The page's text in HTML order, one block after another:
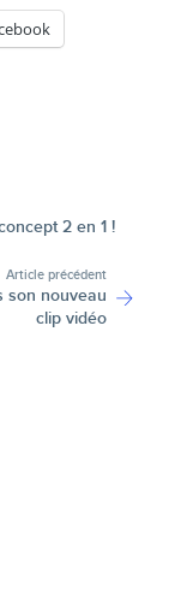
2 en 1 !
Article précédent
son nouveau
clip vidéo